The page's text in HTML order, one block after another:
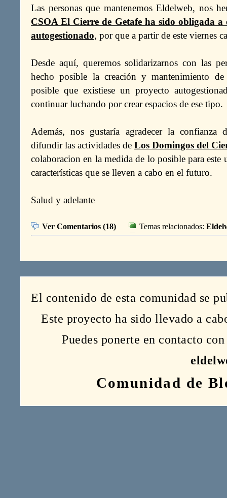
Las personas que mantenemos Eldelweb, nos
CSOA El Cierre de Getafe ha sido obligada a
autogestionado, por que a partir de este viernes
Desde aquí, queremos solidarizarnos con las
hecho posible la creación y mantenimiento
posible que existiese un proyecto
continuar luchando por crear espacios de ese tipo.
Además, nos gustaría agradecer la confianza
difundir las actividades de Los Domingos del
colaboracion en la medida de lo posible para este
características que se lleven a cabo en el futuro.
Salud y adelante
Ver Comentarios (18) Temas relacionados:
El contenido de esta comunidad se
Este proyecto ha sido llevado a
Puedes ponerte en contacto
Comunidad de